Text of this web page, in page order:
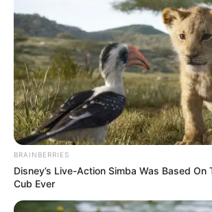
BRAINBERRIES
Disney’s Live-Action Simba Was Based On
Cub Ever